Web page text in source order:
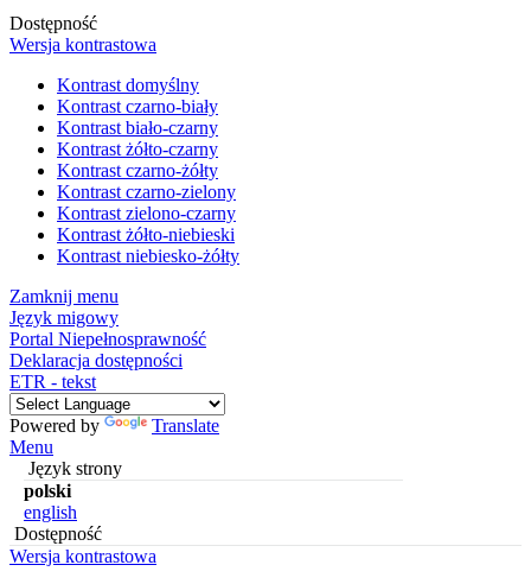
Dostępność
Wersja kontrastowa
Kontrast domyślny
Kontrast czarno-biały
Kontrast biało-czarny
Kontrast żółto-czarny
Kontrast czarno-żółty
Kontrast czarno-zielony
Kontrast zielono-czarny
Kontrast żółto-niebieski
Kontrast niebiesko-żółty
Zamknij menu
Język migowy
Portal Niepełnosprawność
Deklaracja dostępności
ETR - tekst
Powered by
Translate
Menu
Język strony
polski
english
Dostępność
Wersja kontrastowa